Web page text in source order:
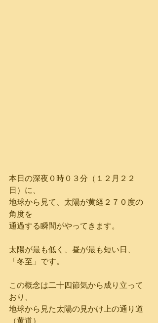
本日の深夜０時０３分（１２月２２
日）に、
地球から見て、太陽が黄経２７０度の
角度を
通過する瞬間がやってきます。
太陽が最も低く、昼が最も短い日、
「冬至」です。
この概念は二十四節気から成り立って
おり、
地球から見た太陽の見かけ上の通り道
（黄道）